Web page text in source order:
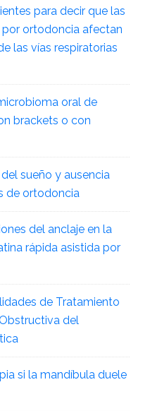
para decir que las
ortodoncia afectan
las vías respiratorias
oral de
brackets o con
sueño y ausencia
de ortodoncia
del anclaje en la
rápida asistida por
de Tratamiento
del
si la mandíbula duele